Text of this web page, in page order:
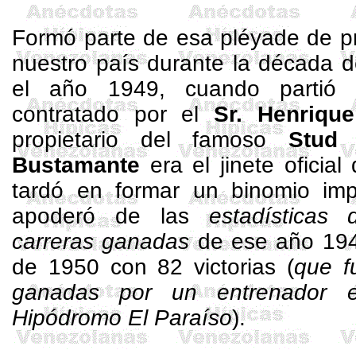
Formó parte de esa pléyade de
nuestro país durante la década
el año 1949, cuando partió
contratado por elSr.Henrique
propietario del famosoStud
Bustamanteera el jinete oficial
tardó en formar un binomio
apoderó de lasestadísticas
carreras ganadasde ese año
de 1950 con 82 victorias (que
ganadas por un
Hipódromo El Paraíso).